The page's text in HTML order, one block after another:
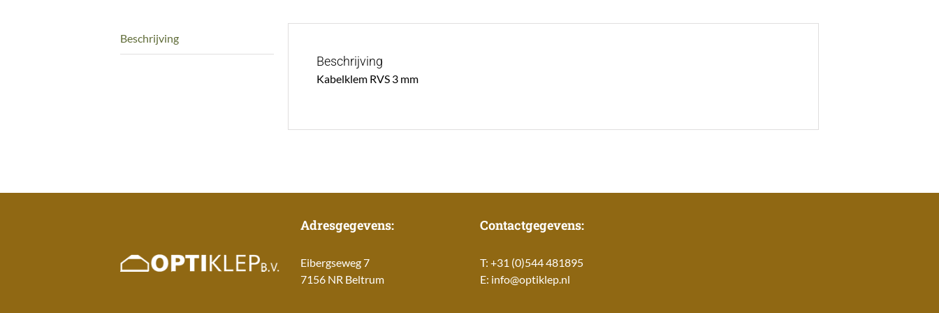
Beschrijving
Beschrijving
Kabelklem RVS 3 mm
Adresgegevens:
Eibergseweg 7
7156 NR Beltrum
Contactgegevens:
T: +31 (0)544 481895
E: info@optiklep.nl